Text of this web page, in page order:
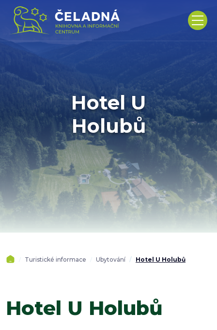
Hotel U
Holubů
Turistické informace Ubytování Hotel U Holubů
Hotel U Holubů